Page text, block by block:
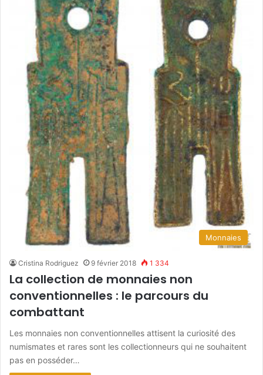
Monnaies
Cristina Rodriguez 9 février 2018 1 334
La collection de monnaies non
conventionnelles : le parcours du
combattant
Les monnaies non conventionnelles attisent la curiosité des
numismates et rares sont les collectionneurs qui ne souhaitent
pas en posséder…